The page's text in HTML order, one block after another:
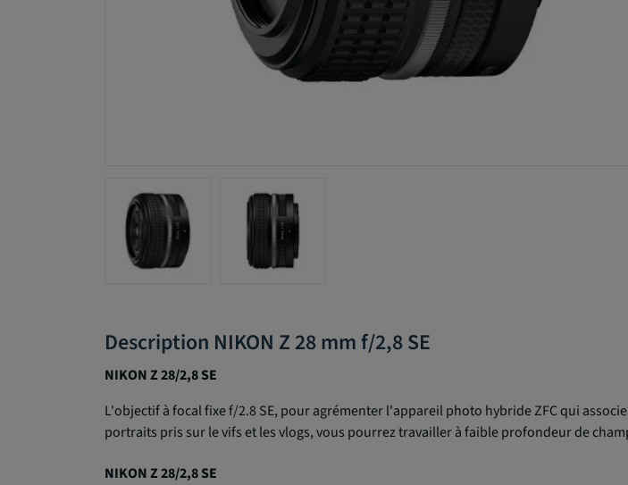
Description NIKON Z 28 mm f/2,8 SE
NIKON Z 28/2,8 SE
L'objectif à focal fixe f/2.8 SE, pour agrémenter l'appareil photo hybride ZFC qui
portraits pris sur le vifs et les vlogs, vous pourrez travailler à faible profondeur de
NIKON Z 28/2,8 SE